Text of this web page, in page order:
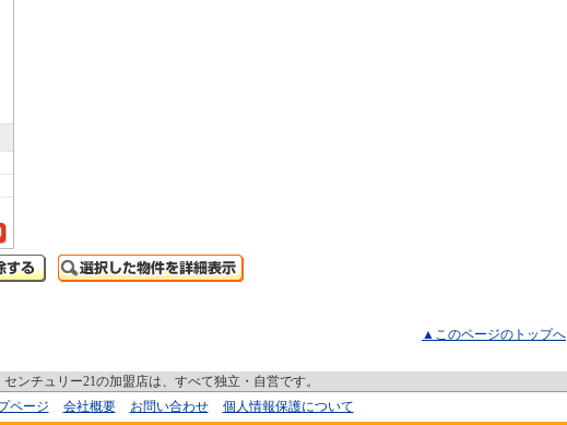
▲このページのトップへ
センチュリー21の加盟店は、すべて独立・自営です。
ページ
会社概要 お問い合わせ 個人情報保護について